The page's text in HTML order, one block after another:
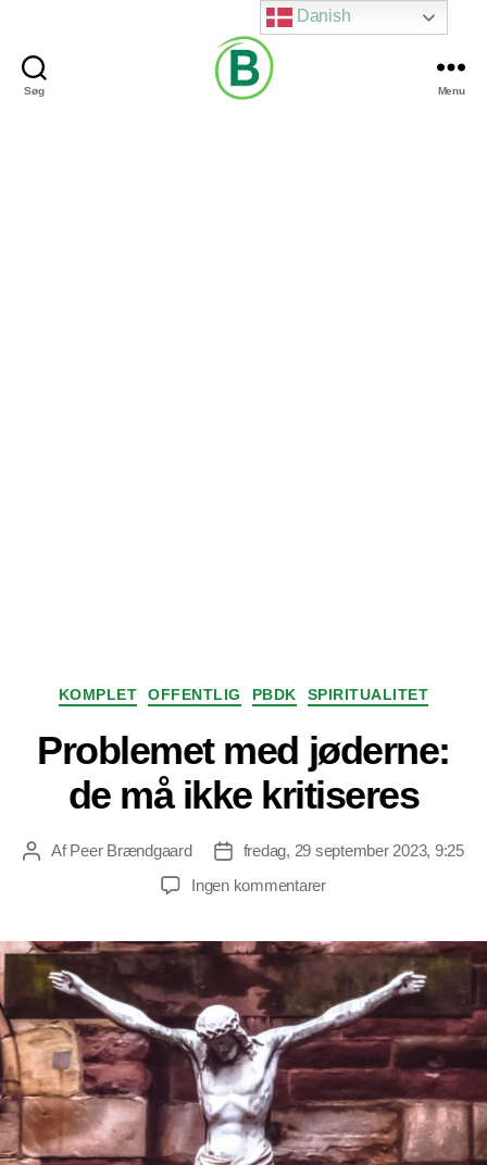
Søg Menu
Kategorier
KOMPLET OFFENTLIG PBDK SPIRITUALITET
Problemet med jøderne:
de må ikke kritiseres
Indlægsforfatter
AfPeer Brændgaard Indlægsdato
fredag, 29 september 2023, 9:25
Ingen kommentarertil
jøderne:
må
ikke
kritiseres
Danish